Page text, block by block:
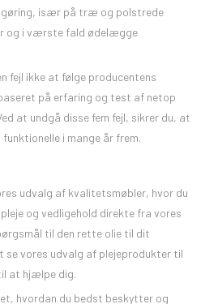
især på træ og polstrede
og i værste fald ødelægge
fejl ikke at følge producentens
på erfaring og test af netop
at undgå disse fem fejl, sikrer du, at
i mange år frem.
udvalg af kvalitetsmøbler, hvor du
og vedligehold direkte fra vores
til den rette olie til dit
vores udvalg af plejeprodukter til
at hjælpe dig.
hvordan du bedst beskytter og